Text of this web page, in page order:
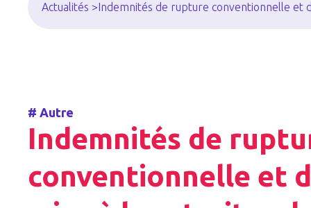
Actualités >Indemnités de rupture conventionnelle et
# Autre
Indemnités de
conventionnelle et